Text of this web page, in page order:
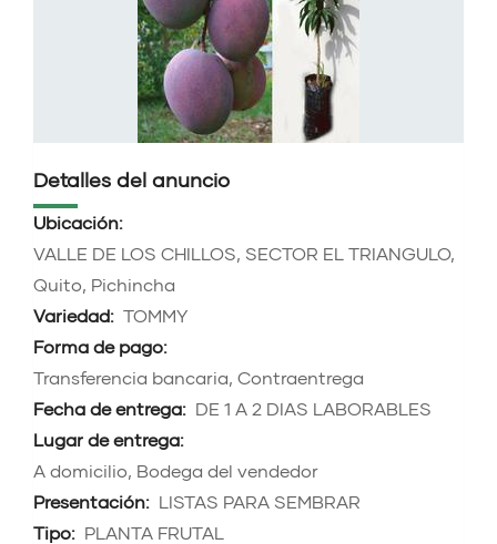
Detalles del anuncio
Ubicación:
VALLE DE LOS CHILLOS, SECTOR EL TRIANGULO,
Quito, Pichincha
Variedad: TOMMY
Forma de pago:
Transferencia bancaria, Contraentrega
Fecha de entrega: DE 1 A 2 DIAS LABORABLES
Lugar de entrega:
A domicilio, Bodega del vendedor
Presentación: LISTAS PARA SEMBRAR
Tipo: PLANTA FRUTAL